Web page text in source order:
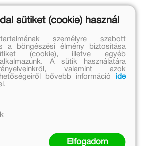
tartalmaz, melyek fejlesztik a
és a viszonyítás képességét
összpontosításra is
évesek is örömmel, haszonnal
A feladatok megoldása segíti a
s a köztük lévő összefüggéseket
sütiket (cookie) használ
személyre szabott
a böngészési élmény biztosítása
(cookie), illetve egyéb
A sütik használatára
valamint azok
bővebb információ
ide
Elfogadom